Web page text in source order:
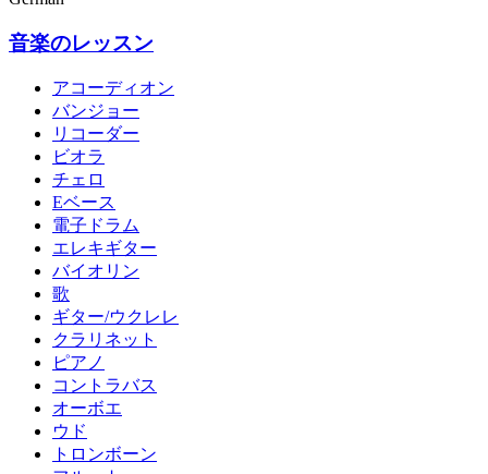
音楽のレッスン
アコーディオン
バンジョー
リコーダー
ビオラ
チェロ
Eベース
電子ドラム
エレキギター
バイオリン
歌
ギター/ウクレレ
クラリネット
ピアノ
コントラバス
オーボエ
ウド
トロンボーン